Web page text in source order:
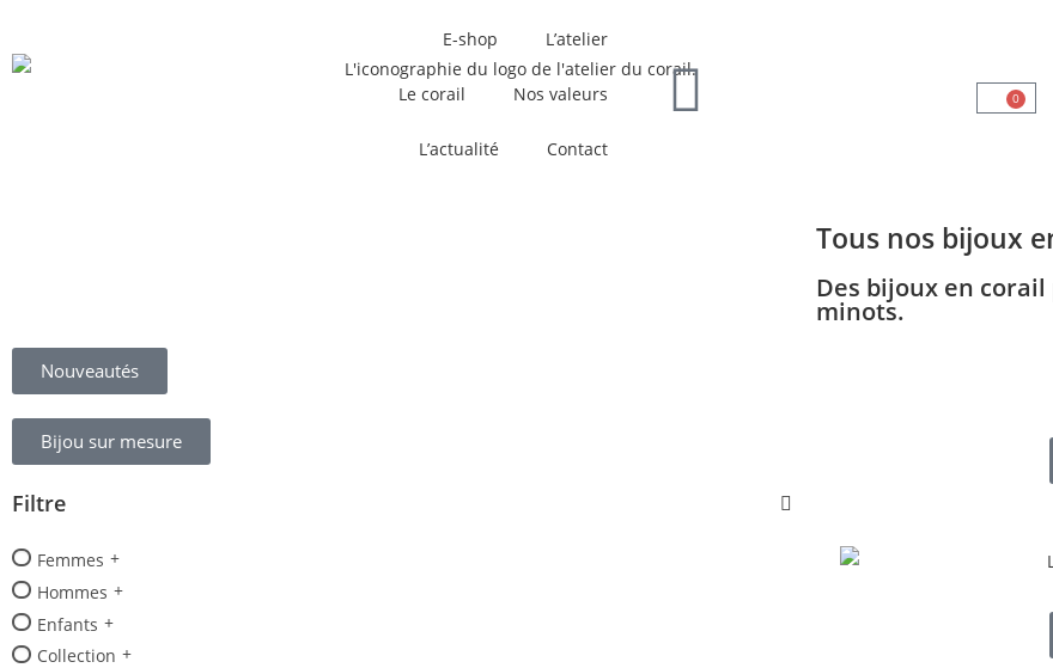
E-shop L’atelier
Le corail Nos valeurs
L’actualité Contact
0
Tous nos bijoux
Des bijoux en
minots.
Nouveautés
Bijou sur mesure
Filtre
Femmes
Hommes
Enfants
Collection